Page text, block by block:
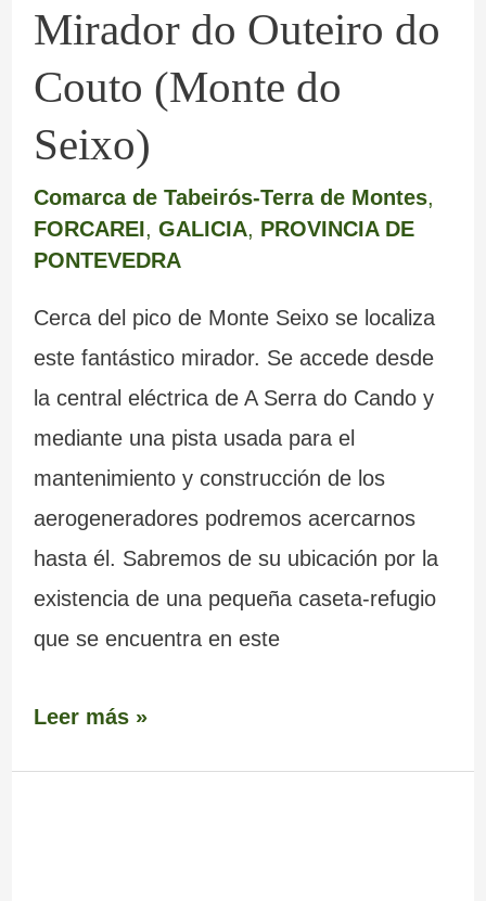
Mirador do Outeiro do
Couto (Monte do
Seixo)
Comarca de Tabeirós-Terra de Montes,
FORCAREI, GALICIA, PROVINCIA DE
PONTEVEDRA
Cerca del pico de Monte Seixo se localiza
este fantástico mirador. Se accede desde
la central eléctrica de A Serra do Cando y
mediante una pista usada para el
mantenimiento y construcción de los
aerogeneradores podremos acercarnos
hasta él. Sabremos de su ubicación por la
existencia de una pequeña caseta-refugio
que se encuentra en este
Leer más »